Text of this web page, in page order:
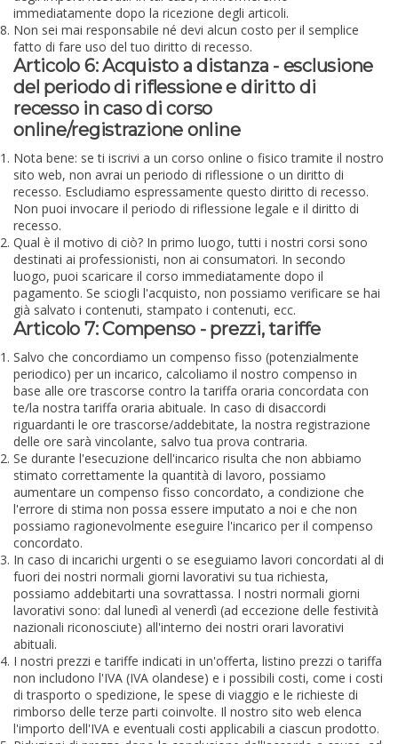
immediatamente dopo la ricezione degli articoli.
Non sei mai responsabile né devi alcun costo per il semplice
fatto di fare uso del tuo diritto di recesso.
Articolo 6: Acquisto a distanza - esclusione
del periodo di riflessione e diritto di
recesso in caso di corso
online/registrazione online
Nota bene: se ti iscrivi a un corso online o fisico tramite il nostro
sito web, non avrai un periodo di riflessione o un diritto di
recesso. Escludiamo espressamente questo diritto di recesso.
Non puoi invocare il periodo di riflessione legale e il diritto di
recesso.
Qual è il motivo di ciò? In primo luogo, tutti i nostri corsi sono
destinati ai professionisti, non ai consumatori. In secondo
luogo, puoi scaricare il corso immediatamente dopo il
pagamento. Se sciogli l'acquisto, non possiamo verificare se hai
già salvato i contenuti, stampato i contenuti, ecc.
Articolo 7: Compenso - prezzi, tariffe
Salvo che concordiamo un compenso fisso (potenzialmente
periodico) per un incarico, calcoliamo il nostro compenso in
base alle ore trascorse contro la tariffa oraria concordata con
te/la nostra tariffa oraria abituale. In caso di disaccordi
riguardanti le ore trascorse/addebitate, la nostra registrazione
delle ore sarà vincolante, salvo tua prova contraria.
Se durante l'esecuzione dell'incarico risulta che non abbiamo
stimato correttamente la quantità di lavoro, possiamo
aumentare un compenso fisso concordato, a condizione che
l'errore di stima non possa essere imputato a noi e che non
possiamo ragionevolmente eseguire l'incarico per il compenso
concordato.
In caso di incarichi urgenti o se eseguiamo lavori concordati al di
fuori dei nostri normali giorni lavorativi su tua richiesta,
possiamo addebitarti una sovrattassa. I nostri normali giorni
lavorativi sono: dal lunedì al venerdì (ad eccezione delle festività
nazionali riconosciute) all'interno dei nostri orari lavorativi
abituali.
I nostri prezzi e tariffe indicati in un'offerta, listino prezzi o tariffa
non includono l'IVA (IVA olandese) e i possibili costi, come i costi
di trasporto o spedizione, le spese di viaggio e le richieste di
rimborso delle terze parti coinvolte. Il nostro sito web elenca
l'importo dell'IVA e eventuali costi applicabili a ciascun prodotto.